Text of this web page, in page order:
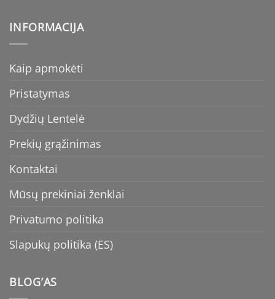
INFORMACIJA
Kaip apmokėti
Pristatymas
Dydžių Lentelė
Prekių grąžinimas
Kontaktai
Mūsų prekiniai ženklai
Privatumo politika
Slapukų politika (ES)
BLOG’AS